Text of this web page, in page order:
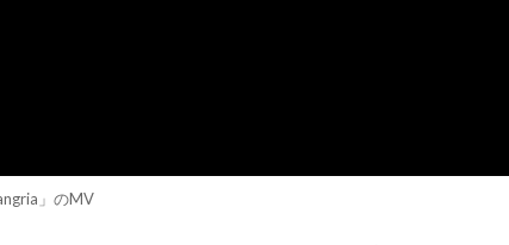
」のMV